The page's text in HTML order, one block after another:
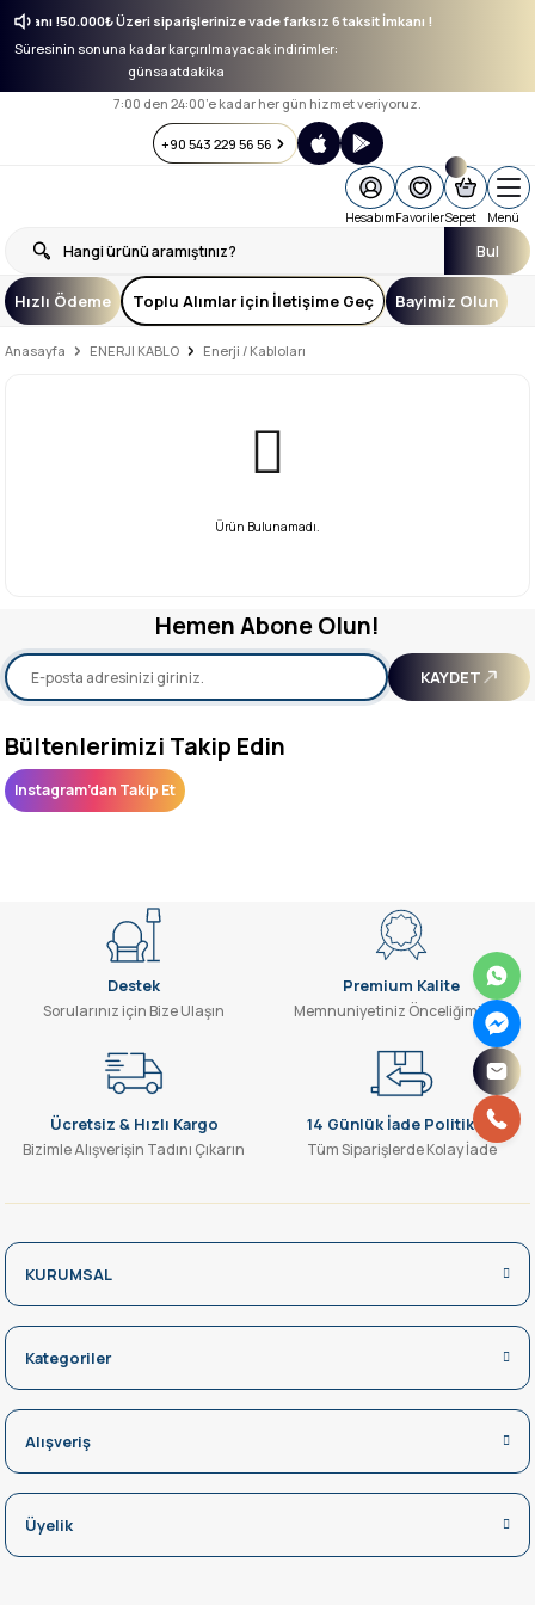
İmkanı !50.000₺ Üzeri siparişlerinize vade farksız 6 taksit İmkanı !
Süresinin sonuna kadar karçırılmayacak indirimler:
günsaatdakika
7:00 den 24:00’e kadar her gün hizmet veriyoruz.
+90 543 229 56 56
Bul
HesabımFavorilerSepet Menü
Hızlı Ödeme Toplu Alımlar için İletişime Geç Bayimiz Olun
Anasayfa ENERJI KABLO Enerji / Kabloları
Ürün Bulunamadı.
Hemen Abone Olun!
KAYDET
Bültenlerimizi Takip Edin
Instagram’dan Takip Et
Destek
Sorularınız için Bize Ulaşın
Premium Kalite
Memnuniyetiniz Önceliğimizdir
Ücretsiz & Hızlı Kargo
Bizimle Alışverişin Tadını Çıkarın
14 Günlük İade Politikası
Tüm Siparişlerde Kolay İade
KURUMSAL
Kategoriler
Alışveriş
Üyelik